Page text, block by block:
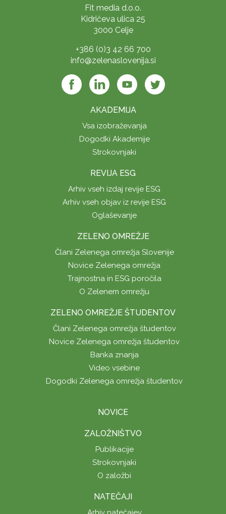
Fit media d.o.o.
Kidričeva ulica 25
3000 Celje
+386 (0)3 42 66 700
info@zelenaslovenija.si
AKADEMIJA
Vsa izobraževanja
Dogodki Akademije
Strokovnjaki
REVIJA ESG
Arhiv vseh izdaj revije ESG
Arhiv vseh objav iz revije ESG
Oglaševanje
ZELENO OMREŽJE
Člani Zelenega omrežja Slovenije
Novice Zelenega omrežja
Trajnostna in ESG poročila
O Zelenem omrežju
ZELENO OMREŽJE ŠTUDENTOV
Člani Zelenega omrežja študentov
Novice Zelenega omrežja študentov
Banka znanja
Video vsebine
Dogodki Zelenega omrežja študentov
NOVICE
ZALOŽNIŠTVO
Publikacije
Strokovnjaki
O založbi
NATEČAJI